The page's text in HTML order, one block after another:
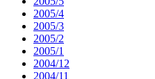
2005/4
2005/3
2005/2
2005/1
2004/12
2004/11